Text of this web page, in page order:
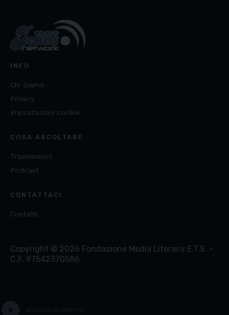
INFO
Chi Siamo
Privacy
Impostazioni cookie
COSA ASCOLTARE
Trasmissioni
Podcast
CONTATTACI
Contatti
Copyright © 2026 Fondazione Media Literacy E.T.S. -
C.F. 97542370586